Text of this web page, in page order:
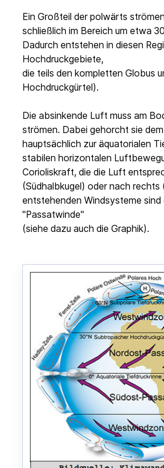
Ein Großteil der polwärts
schließlich im Bereich um etwa
Dadurch entstehen in diesen
Hochdruckgebiete,
die teils den kompletten Globus
Hochdruckgürtel).
Die absinkende Luft muss am
strömen. Dabei gehorcht sie
hauptsächlich zur äquatorialen
stabilen horizontalen
Corioliskraft, die die Luft
(Südhalbkugel) oder nach
entstehenden Windsysteme
"Passatwinde"
(siehe dazu auch die Graphik).